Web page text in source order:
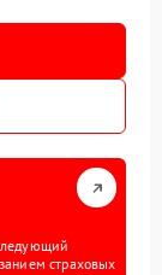
страховых